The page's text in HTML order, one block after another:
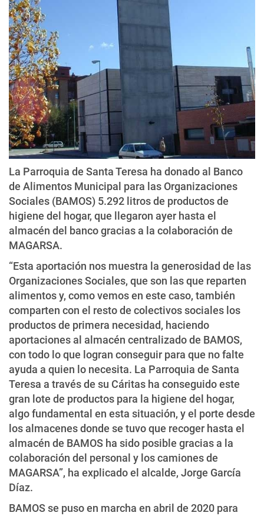
La Parroquia de Santa Teresa ha donado al Banco
de Alimentos Municipal para las Organizaciones
Sociales (BAMOS) 5.292 litros de productos de
higiene del hogar, que llegaron ayer hasta el
almacén del banco gracias a la colaboración de
MAGARSA.
“Esta aportación nos muestra la generosidad de las
Organizaciones Sociales, que son las que reparten
alimentos y, como vemos en este caso, también
comparten con el resto de colectivos sociales los
productos de primera necesidad, haciendo
aportaciones al almacén centralizado de BAMOS,
con todo lo que logran conseguir para que no falte
ayuda a quien lo necesita. La Parroquia de Santa
Teresa a través de su Cáritas ha conseguido este
gran lote de productos para la higiene del hogar,
algo fundamental en esta situación, y el porte desde
los almacenes donde se tuvo que recoger hasta el
almacén de BAMOS ha sido posible gracias a la
colaboración del personal y los camiones de
MAGARSA”, ha explicado el alcalde, Jorge García
Díaz.
BAMOS se puso en marcha en abril de 2020 para